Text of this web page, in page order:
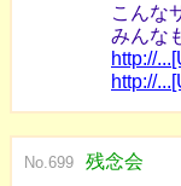
こんな
みんな
http://
http://
No.699 残念会